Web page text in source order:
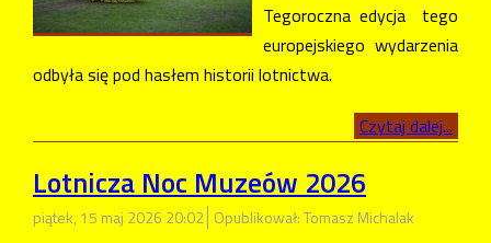
Tegoroczna edycja tego
europejskiego wydarzenia
odbyła się pod hasłem historii lotnictwa.
Czytaj dalej...
Lotnicza Noc Muzeów 2026
piątek, 15 maj 2026 20:02 Opublikował: Tomasz Michalak